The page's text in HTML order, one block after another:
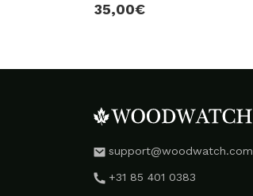
35,00€
support@woodwatch.com
+31 85 401 0383